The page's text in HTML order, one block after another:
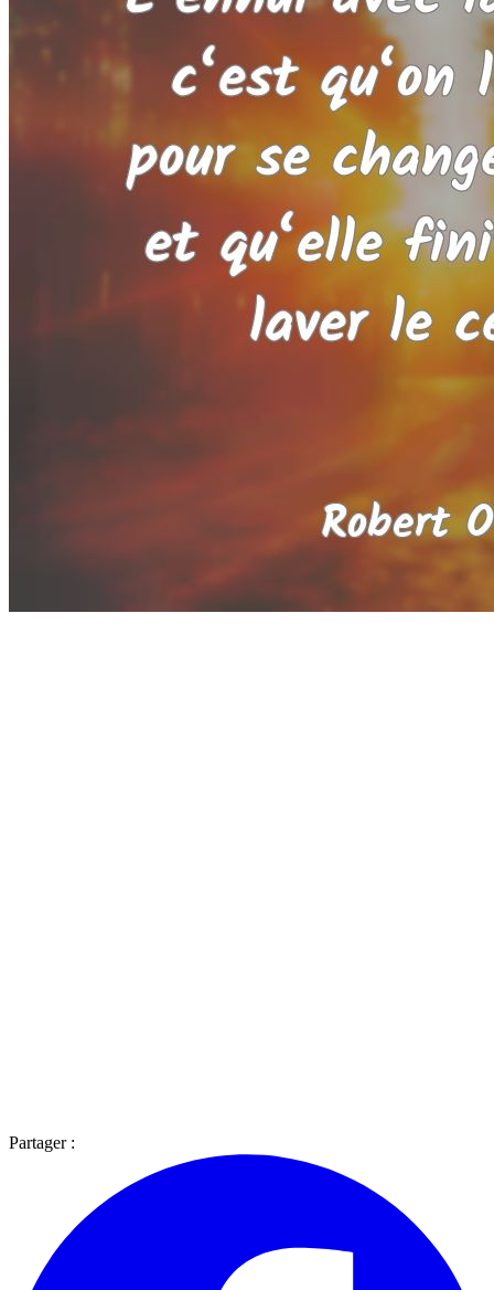
Partager :